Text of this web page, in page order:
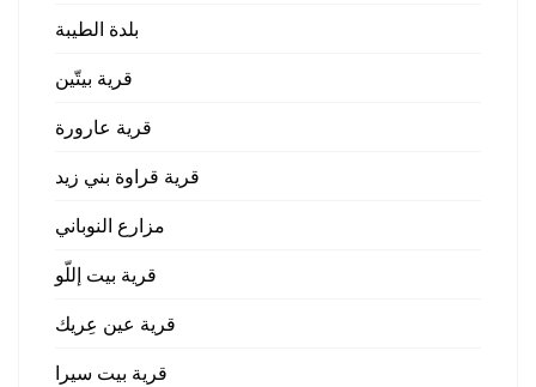
بلدة الطيبة
قرية بيتّين
قرية عارورة
قرية قراوة بني زيد
مزارع النوباني
قرية بيت إللّو
قرية عين عِريك
قرية بيت سيرا